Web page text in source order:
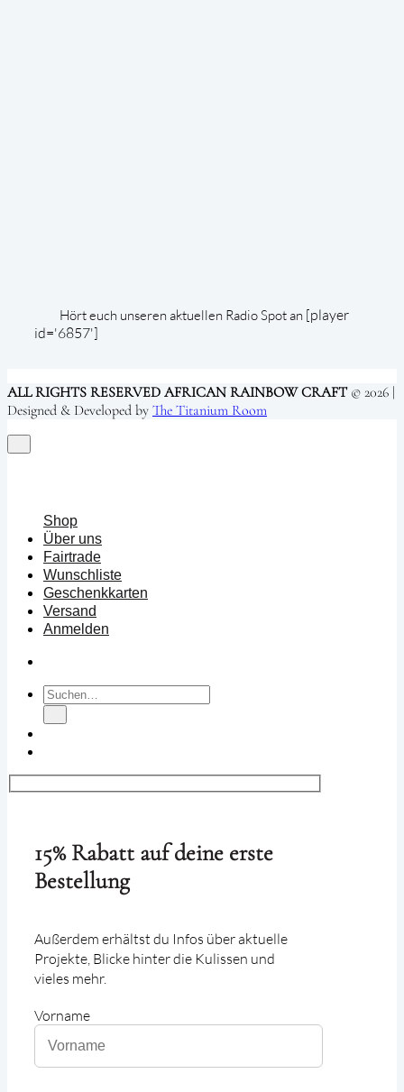
Hört euch unseren aktuellen Radio Spot an [player
id='6857']
ALL RIGHTS RESERVED AFRICAN RAINBOW CRAFT© 2026 |
Designed & Developed by The Titanium Room
Shop
Über uns
Fairtrade
Wunschliste
Geschenkkarten
Versand
Anmelden
Suchen
nach:
15% Rabatt auf deine erste
Bestellung
Außerdem erhältst du Infos über aktuelle
Projekte, Blicke hinter die Kulissen und
vieles mehr.
Vorname